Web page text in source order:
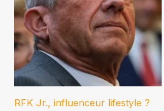
RFK Jr., influenceur lifestyle ?